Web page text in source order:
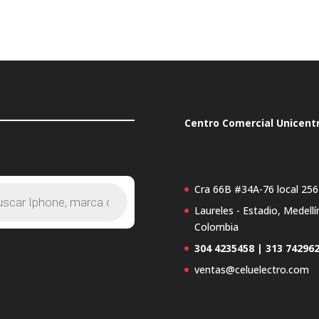
Centro Comercial
Cra 66B #34A-76 local 256
Laureles - Estadio,
Colombia
304 4235458 | 313
ventas@celuelectro.com